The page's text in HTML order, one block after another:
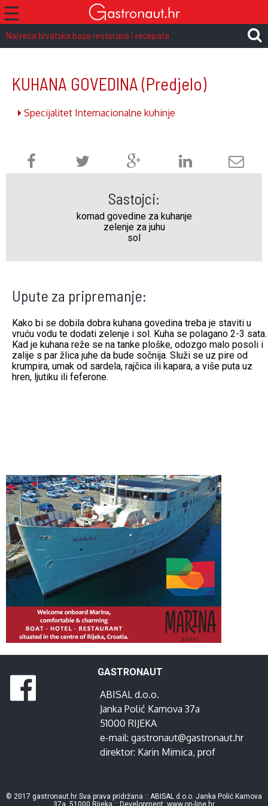
☰
Najveća hrvatska baza restorana i recepata
KUHANA GOVEDINA (Predjelo)
Specijalitet Internacionalne kuhinje
Sastojci:
komad govedine za kuhanje
zelenje za juhu
sol
Upute za pripremanje:
Kako bi se dobila dobra kuhana govedina treba je staviti u
vruću vodu te dodati zelenje i sol. Kuha se polagano 2-3 sata.
Kad je kuhana reže se na tanke ploške, odozgo malo posoli i
zalije s par žlica juhe da bude sočnija. Služi se uz pire od
krumpira, umak od sardela, rajčica ili kapara, a više puta uz
hren, ljutiku ili feferone.
GASTRONAUT
ABISAL d.o.o.
Janka Polić Kamova 37a
51000 RIJEKA
e-mail: gastronaut@gastronaut.hr
direktor: Karin Mimica, prof
© 2017 gastronaut.hr Sva prava pridržana :: ABISAL d.o.o. Janka Polić Kamova
37a, 51000 Rijeka :: Development: www.on-line.hr